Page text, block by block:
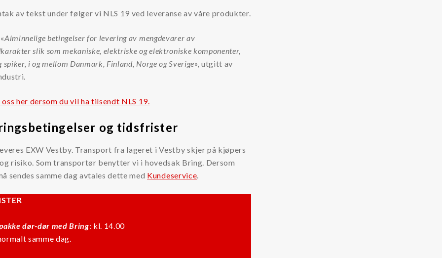
av tekst under følger vi NLS 19 ved leveranse av våre produkter.
Alminnelige betingelser for levering av mengdevarer av
slik som mekaniske, elektriske og elektroniske komponenter,
spiker, i og mellom Danmark, Finland, Norge og Sverige», utgitt av
her dersom du vil ha tilsendt NLS 19.
og tidsfrister
EXW Vestby. Transport fra lageret i Vestby skjer på kjøpers
risiko. Som transportør benytter vi i hovedsak Bring. Dersom
sendes samme dag avtales dette med Kundeservice.
dør-dør med Bring: kl. 14.00
samme dag.